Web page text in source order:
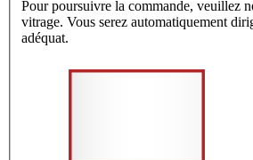
Pour poursuivre la commande, veuillez
vitrage. Vous serez automatiquement
adéquat.